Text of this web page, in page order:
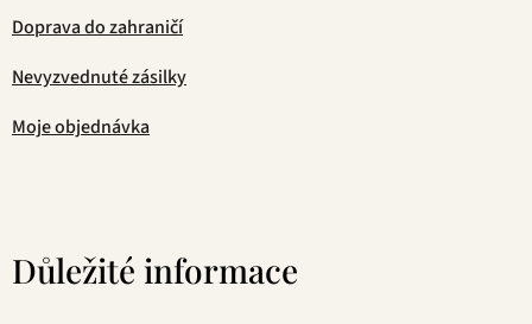
Doprava do zahraničí
Nevyzvednuté zásilky
Moje objednávka
Důležité informace